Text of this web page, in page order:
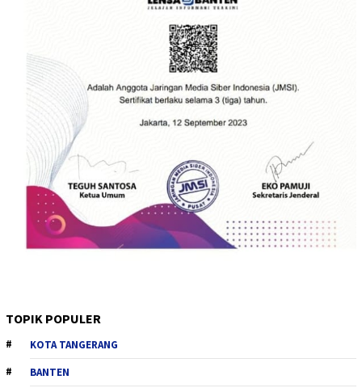
TOPIK POPULER
KOTA TANGERANG
BANTEN